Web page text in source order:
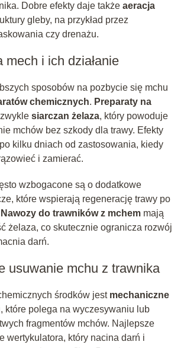
Dobre efekty daje także aeracja
gleby, na przykład przez
czy drenażu.
mech i ich działanie
sposobów na pozbycie się mchu
chemicznych. Preparaty na
siarczan żelaza, który powoduje
mchów bez szkody dla trawy. Efekty
kilku dniach od zastosowania, kiedy
i zamierać.
wzbogacone są o dodatkowe
które wspierają regenerację trawy po
Nawozy do trawników z mchemmają
żelaza, co skutecznie ogranicza rozwój
darń.
usuwanie mchu z trawnika
środków jest mechaniczne
, które polega na wyczesywaniu lub
fragmentów mchów. Najlepsze
wertykulatora, który nacina darń i